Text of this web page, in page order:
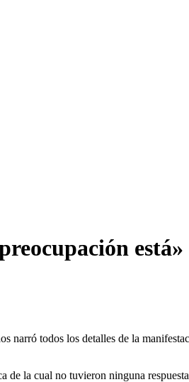
está»
narró todos los detalles de la
de la cual no tuvieron ninguna